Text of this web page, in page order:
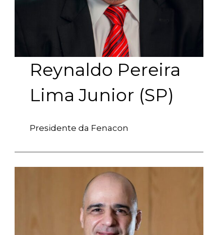
Reynaldo Pereira
Lima Junior (SP)
Presidente da Fenacon